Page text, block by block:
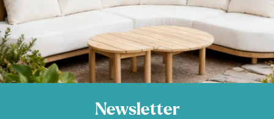
Newsletter